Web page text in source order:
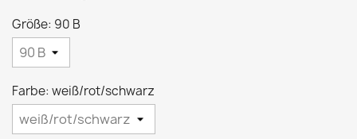
Größe: 90 B
Farbe: weiß/rot/schwarz